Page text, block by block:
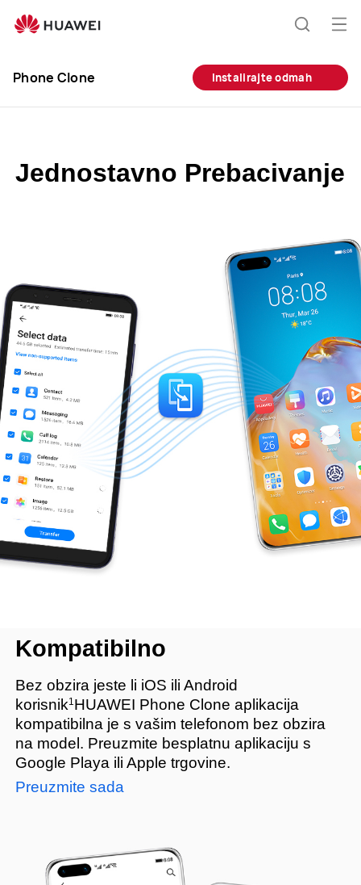
Phone Clone Instalirajte odmah
Jednostavno Prebacivanje
Kompatibilno
Bez obzira jeste li iOS ili Android
korisnik1HUAWEI Phone Clone aplikacija
kompatibilna je s vašim telefonom bez obzira
na model. Preuzmite besplatnu aplikaciju s
Google Playa ili Apple trgovine.
Preuzmite sada